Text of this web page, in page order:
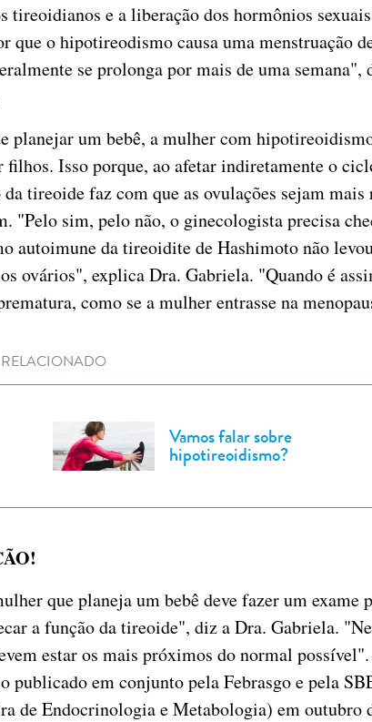
tireoidianos e a liberação dos hormônios
que o hipotireodismo causa uma menstruação
se prolonga por mais de uma semana",
planejar um bebê, a mulher com
filhos. Isso porque, ao afetar indiretamente o
tireoide faz com que as ovulações sejam mais
"Pelo sim, pelo não, o ginecologista precisa
autoimune da tireoidite de Hashimoto não
ovários", explica Dra. Gabriela. "Quando é
como se a mulher entrasse na
Vamos falar sobre
hipotireoidismo?
que planeja um bebê deve fazer um exame
a função da tireoide", diz a Dra. Gabriela.
estar os mais próximos do normal
publicado em conjunto pela Febrasgo e pela
de Endocrinologia e Metabologia) em outubro